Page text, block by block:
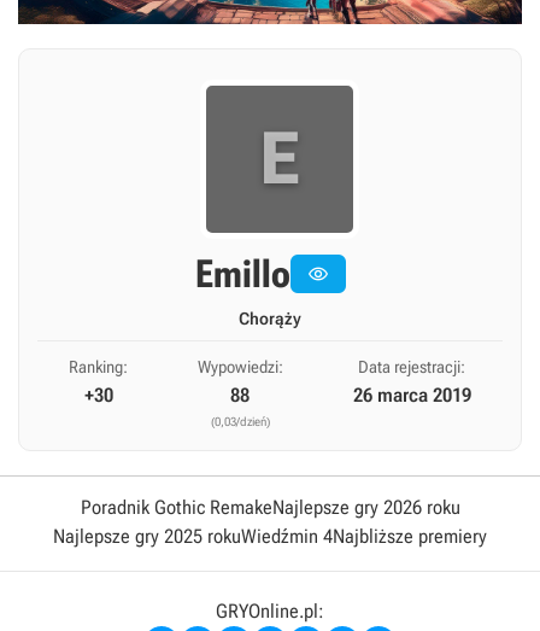
E
Emillo 
Chorąży
Ranking:
+30
Wypowiedzi:
88
(0,03/dzień)
Data rejestracji:
26 marca 2019
Poradnik Gothic RemakeNajlepsze gry 2026 roku
Najlepsze gry 2025 rokuWiedźmin 4Najbliższe premiery
GRYOnline.pl: